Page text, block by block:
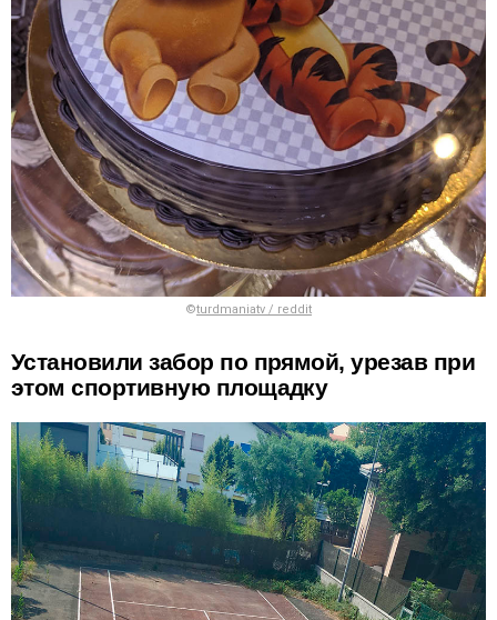
©turdmaniatv / reddit
Установили забор по прямой, урезав при
этом спортивную площадку